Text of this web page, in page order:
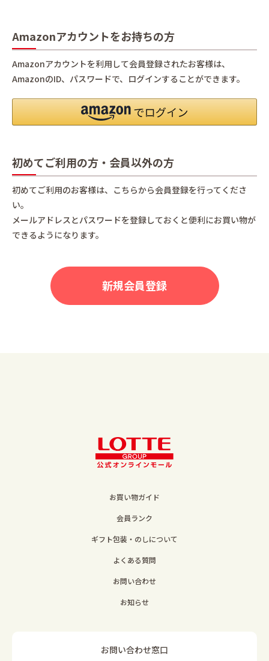
Amazonアカウントをお持ちの方
Amazonアカウントを利用して会員登録されたお客様は、
AmazonのID、パスワードで、ログインすることができます。
初めてご利用の方・会員以外の方
初めてご利用のお客様は、こちらから会員登録を行ってくださ
い。
メールアドレスとパスワードを登録しておくと便利にお買い物が
できるようになります。
お買い物ガイド
会員ランク
ギフト包装・のしについて
よくある質問
お問い合わせ
お知らせ
お問い合わせ窓口